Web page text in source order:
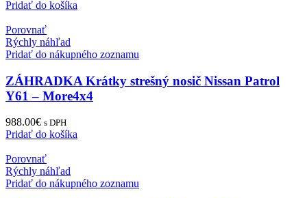
Pridať do košíka
Porovnať
Rýchly náhľad
Pridať do nákupného zoznamu
ZÁHRADKA Krátky strešný nosič Nissan Patrol
Y61 – More4x4
988.00€ s DPH
Pridať do košíka
Porovnať
Rýchly náhľad
Pridať do nákupného zoznamu